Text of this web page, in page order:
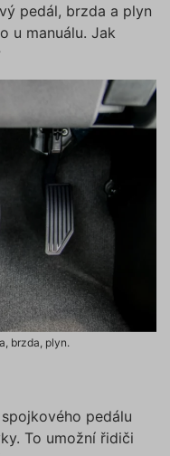
pedál, brzda a plyn
u manuálu. Jak
brzda, plyn.
pedálu
To umožní řidiči